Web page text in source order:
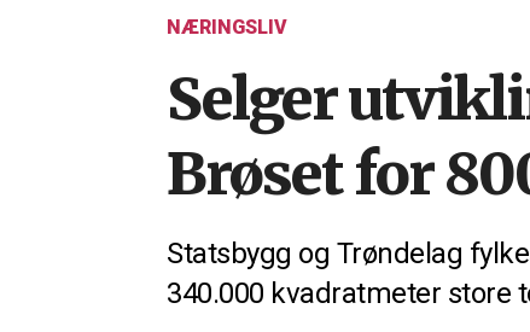
NÆRINGSLIV
Selger
Brøset for
Statsbygg og Trøndelag
340.000 kvadratmeter store